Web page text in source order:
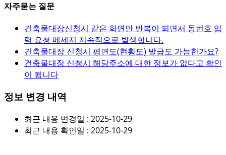
자주묻는 질문
건축물대장신청시 같은 화면만 반복이 되면서 동번호 입
력 요청 메세지 지속적으로 발생합니다.
건축물대장 신청시 평면도(현황도) 발급도 가능한가요?
건축물대장 신청시 해당주소에 대한 정보가 없다고 확인
이 됩니다
정보 변경 내역
최근 내용 변경일 : 2025-10-29
최근 내용 확인일 : 2025-10-29